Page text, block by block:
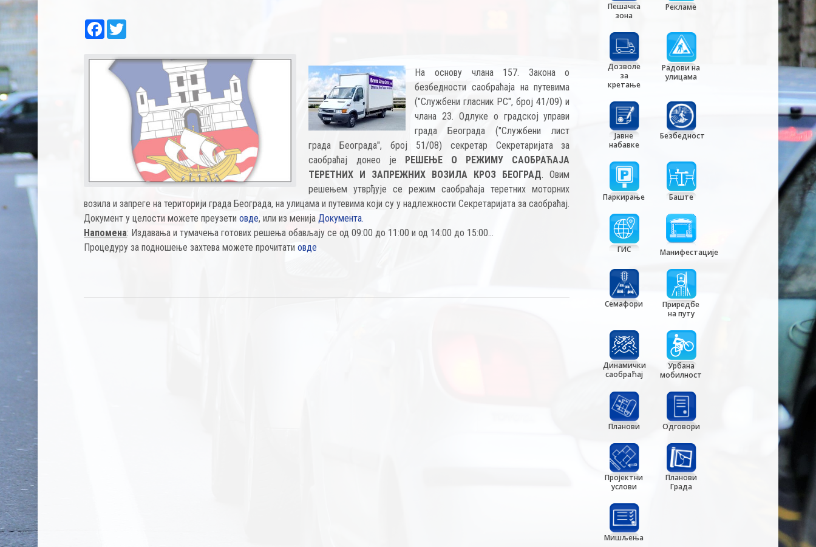
Facebook
На основу члана 157. Закона o
безбедности саобраћаја на путевима
("Службени гласник РС", број 41/09) и
члана 23. Одлуке o градској управи
града Београда ("Службени лист
града Београда", број 51/08) секретар Секретаријата за
саобраћај донео је РЕШЕЊЕ О РЕЖИМУ САОБРАЋАЈА
ТЕРЕТНИХ И ЗАПРЕЖНИХ ВОЗИЛА КРОЗ БЕОГРАД. Овим
решењем утврђује се режим саобраћаја теретних моторних
возила и запреге на територији града Београда, на улицама и путевима који су у надлежности Секретаријата за саобраћај.
Документ у целости можете преузетиовде, или из менијаДокумента.
Напомена: Издавања и тумачења готових решења обављају се од 09:00 до 11:00 и од 14:00 до 15:00...
Процедуру за подношење захтева можете прочитатиовде
Пешачка
зона
Рекламе
Дозволе
за
кретање
Радови на
улицама
Јавне
набавке
Безбедност
Паркирање Баште
ГИС Манифестације
Семафори
Приредбе
на путу
Динамички
саобраћај
Урбана
мобилност
Планови Одговори
Пројектни
услови
Планови
Града
Мишљења